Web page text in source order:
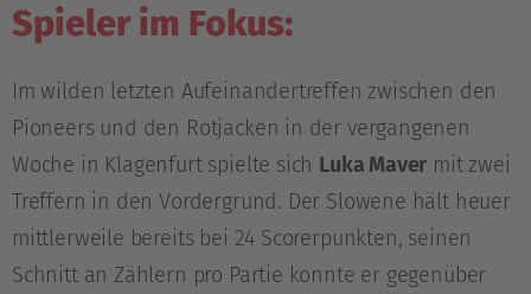
Spieler im Fokus:
Im wilden letzten Aufeinandertreffen zwischen den
Pioneers und den Rotjacken in der vergangenen
Woche in Klagenfurt spielte sich Luka Maver mit zwei
Treffern in den Vordergrund. Der Slowene hält heuer
mittlerweile bereits bei 24 Scorerpunkten, seinen
Schnitt an Zählern pro Partie konnte er gegenüber